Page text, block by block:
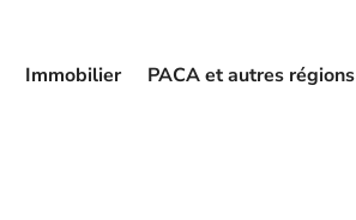
Immobilier PACA et autres régions